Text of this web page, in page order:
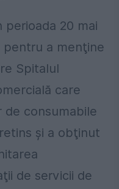
perioada 20 mai
pentru a menţine
Spitalul
care
de consumabile
şi a obţinut
de servicii de